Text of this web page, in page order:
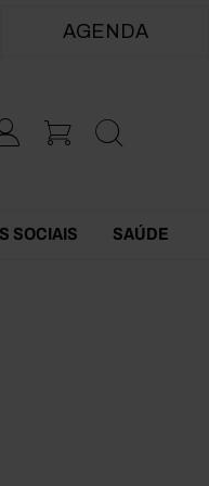
AGENDA
SOCIAIS SAÚDE